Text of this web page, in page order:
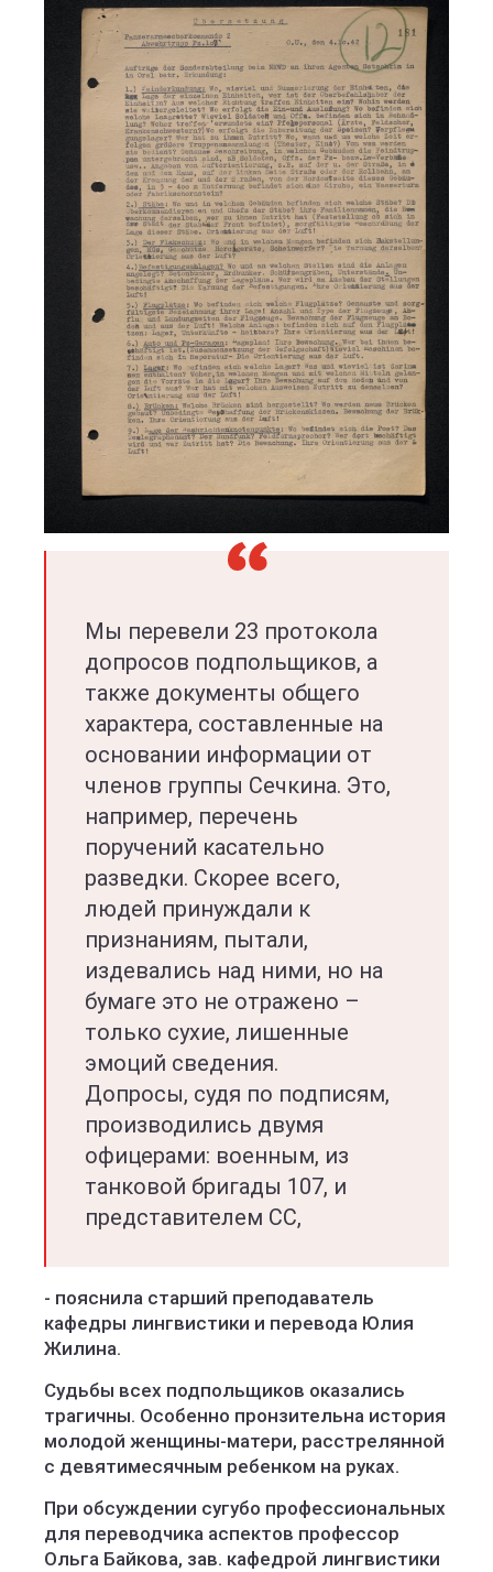
Мы перевели 23 протокола
допросов подпольщиков, а
также документы общего
характера, составленные на
основании информации от
членов группы Сечкина. Это,
например, перечень
поручений касательно
разведки. Скорее всего,
людей принуждали к
признаниям, пытали,
издевались над ними, но на
бумаге это не отражено –
только сухие, лишенные
эмоций сведения.
Допросы, судя по подписям,
производились двумя
офицерами: военным, из
танковой бригады 107, и
представителем СС,
- пояснила старший преподаватель
кафедры лингвистики и перевода Юлия
Жилина.
Судьбы всех подпольщиков оказались
трагичны. Особенно пронзительна история
молодой женщины-матери, расстрелянной
с девятимесячным ребенком на руках.
При обсуждении сугубо профессиональных
для переводчика аспектов профессор
Ольга Байкова, зав. кафедрой лингвистики